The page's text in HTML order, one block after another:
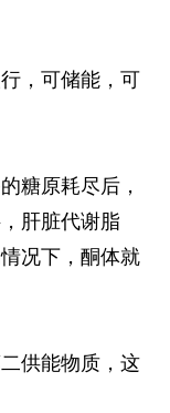
，可储能，可
糖原耗尽后，
肝脏代谢脂
况下，酮体就
供能物质，这